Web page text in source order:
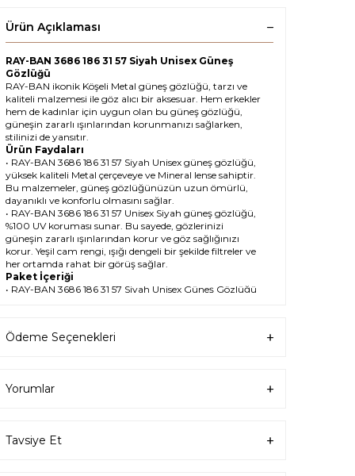
Ürün Açıklaması
RAY-BAN 3686 186 31 57 Siyah Unisex Güneş
Gözlüğü
RAY-BAN ikonik Köşeli Metal güneş gözlüğü, tarzı ve
kaliteli malzemesi ile göz alıcı bir aksesuar. Hem erkekler
hem de kadınlar için uygun olan bu güneş gözlüğü,
güneşin zararlı ışınlarından korunmanızı sağlarken,
stilinizi de yansıtır.
Ürün Faydaları
• RAY-BAN 3686 186 31 57 Siyah Unisex güneş gözlüğü,
yüksek kaliteli Metal çerçeveye ve Mineral lense sahiptir.
Bu malzemeler, güneş gözlüğünüzün uzun ömürlü,
dayanıklı ve konforlu olmasını sağlar.
• RAY-BAN 3686 186 31 57 Unisex Siyah güneş gözlüğü,
%100 UV koruması sunar. Bu sayede, gözlerinizi
güneşin zararlı ışınlarından korur ve göz sağlığınızı
korur. Yeşil cam rengi, ışığı dengeli bir şekilde filtreler ve
her ortamda rahat bir görüş sağlar.
Paket İçeriği
• RAY-BAN 3686 186 31 57 Siyah Unisex Güneş Gözlüğü
Ürün Kullanımı
gözlüğünüzü, yüz şeklinize uygun bir şekilde takın ve
kıyafetlerle kombinleyebilirsiniz. Güneş gözlüğünüz
Ödeme Seçenekleri
Yorumlar
Tavsiye Et